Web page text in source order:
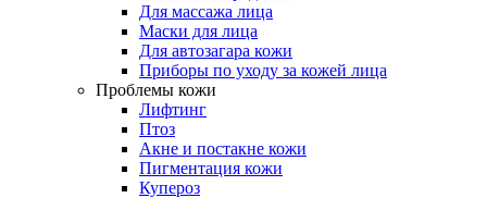
Для массажа лица
Маски для лица
Для автозагара кожи
Приборы по уходу за кожей лица
Проблемы кожи
Лифтинг
Птоз
Акне и постакне кожи
Пигментация кожи
Купероз